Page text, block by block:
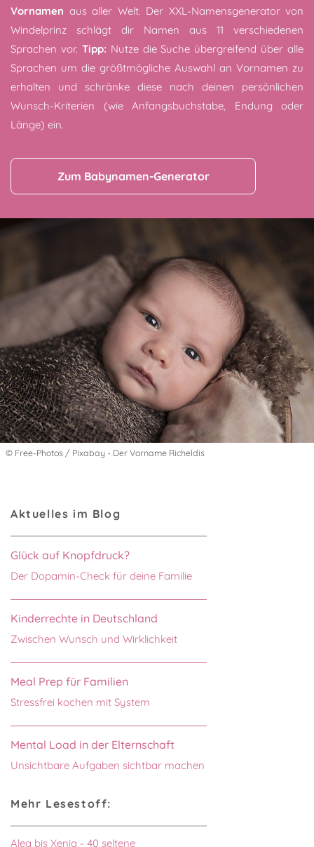
Vornamen aus aller Welt. Der XXL-Namensgenerator von
Windelprinz schlägt dir Namen aus 11 verschiedenen
Sprachen vor. Tipp: Nutze die Suche übergreifend über alle
Sprachen um die größtmögliche Auswahl an Vornamen zu
erhalten und schränke diese nach deinen persönlichen
Wunsch-Kriterien (wie Anfangsbuchstabe, Endung oder
Länge) ein.
Zum Babynamen-Generator
© Free-Photos / Pixabay - Der Vorname Richeldis
Aktuelles im Blog
Glück auf Knopfdruck?
Der Dopamin-Check für deine Familie
Kinderrechte in Deutschland
Zwischen Wunsch und Wirklichkeit
Meal Prep für Familien
Stressfrei kochen mit System
Mental Load in der Elternschaft
Unsichtbare Aufgaben sichtbar machen
Mehr Lesestoff:
Alea bis Xenia - 40 seltene